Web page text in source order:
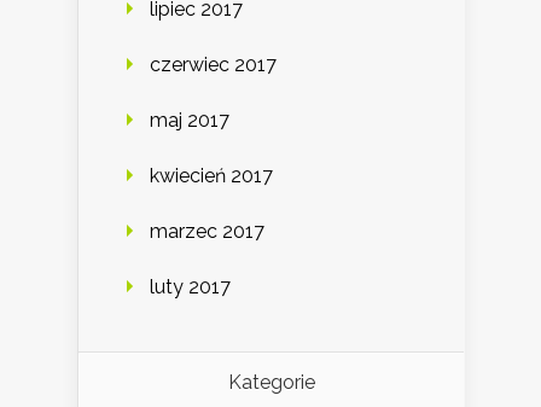
lipiec 2017
czerwiec 2017
maj 2017
kwiecień 2017
marzec 2017
luty 2017
Kategorie